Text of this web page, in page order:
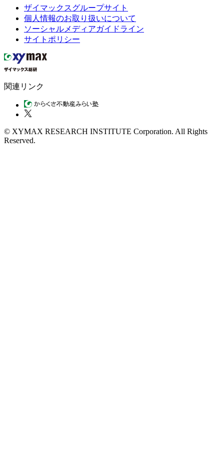
ザイマックスグループサイト
個人情報のお取り扱いについて
ソーシャルメディアガイドライン
サイトポリシー
関連リンク
© XYMAX RESEARCH INSTITUTE Corporation. All Rights
Reserved.